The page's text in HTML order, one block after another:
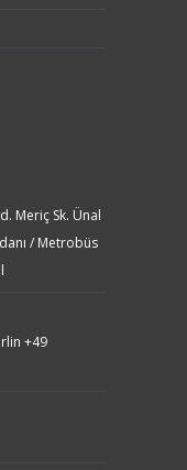
Meriç Sk. Ünal
/ Metrobüs
+49